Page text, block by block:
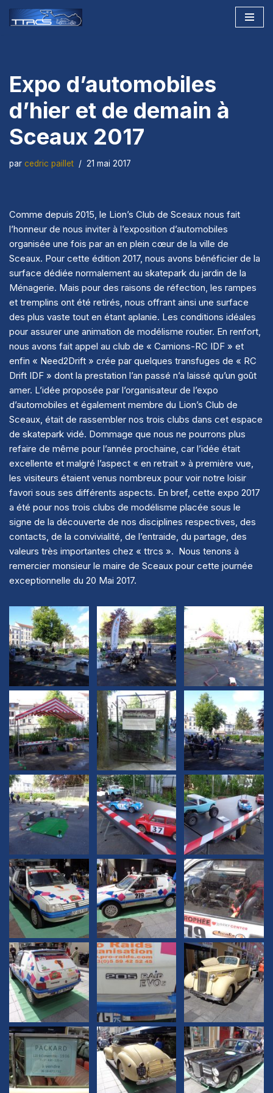
Expo d’automobiles
d’hier et de demain à
Sceaux 2017
par cedric paillet 21 mai 2017
Comme depuis 2015, le Lion’s Club de Sceaux nous fait
l’honneur de nous inviter à l’exposition d’automobiles
organisée une fois par an en plein cœur de la ville de
Sceaux. Pour cette édition 2017, nous avons bénéficier de la
surface dédiée normalement au skatepark du jardin de la
Ménagerie. Mais pour des raisons de réfection, les rampes
et tremplins ont été retirés, nous offrant ainsi une surface
des plus vaste tout en étant aplanie. Les conditions idéales
pour assurer une animation de modélisme routier. En renfort,
nous avons fait appel au club de « Camions-RC IDF » et
enfin « Need2Drift » crée par quelques transfuges de « RC
Drift IDF » dont la prestation l’an passé n’a laissé qu’un goût
amer. L’idée proposée par l’organisateur de l’expo
d’automobiles et également membre du Lion’s Club de
Sceaux, était de rassembler nos trois clubs dans cet espace
de skatepark vidé. Dommage que nous ne pourrons plus
refaire de même pour l’année prochaine, car l’idée était
excellente et malgré l’aspect « en retrait » à première vue,
les visiteurs étaient venus nombreux pour voir notre loisir
favori sous ses différents aspects. En bref, cette expo 2017
a été pour nos trois clubs de modélisme placée sous le
signe de la découverte de nos disciplines respectives, des
contacts, de la convivialité, de l’entraide, du partage, des
valeurs très importantes chez « ttrcs ». Nous tenons à
remercier monsieur le maire de Sceaux pour cette journée
exceptionnelle du 20 Mai 2017.